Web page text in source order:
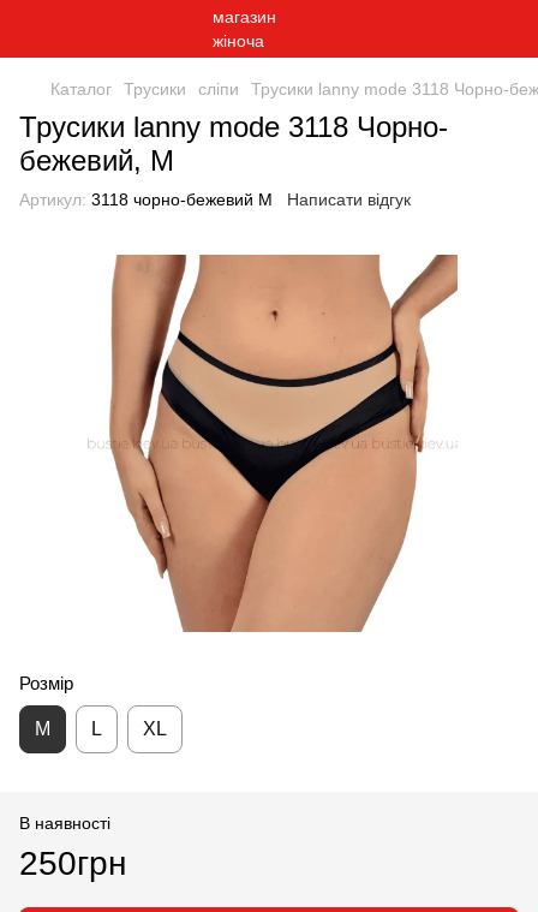
Каталог Трусики сліпи Трусики lanny mode 3118 Чорно-
Трусики lanny mode 3118 Чорно-
бежевий, M
Артикул: 3118 чорно-бежевий M Написати відгук
Розмір
M L XL
В наявності
250грн